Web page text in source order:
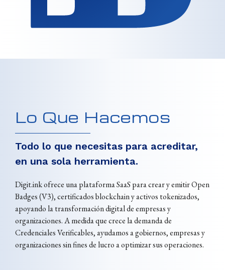
Lo Que Hacemos
Todo lo que necesitas para acreditar,
en una sola herramienta.
Digit.ink ofrece una plataforma SaaS para crear y emitir Open
Badges (V3), certificados blockchain y activos tokenizados,
apoyando la transformación digital de empresas y
organizaciones. A medida que crece la demanda de
Credenciales Verificables, ayudamos a gobiernos, empresas y
organizaciones sin fines de lucro a optimizar sus operaciones.